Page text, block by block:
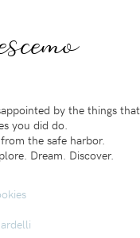
by the things that
you did do.
the safe harbor.
Dream. Discover.